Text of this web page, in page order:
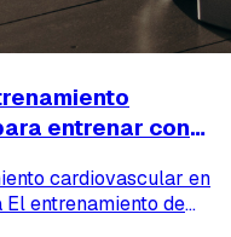
entrenar con
cardiovascular en
entrenamiento de